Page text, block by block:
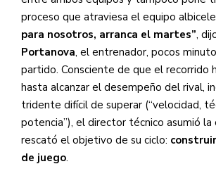
proceso que atraviesa el equipo
para nosotros, arranca el martes”,
Portanova, el entrenador, pocos
partido. Consciente de que el recorrido
hasta alcanzar el desempeño del rival,
tridente difícil de superar (“velocidad,
potencia”), el director técnico asumió la
rescató el objetivo de su ciclo:
de juego.